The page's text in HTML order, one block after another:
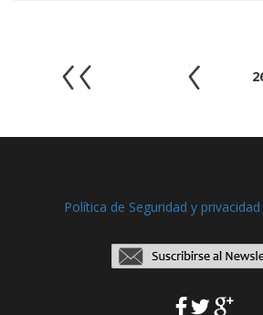
Política de Seguridad y privacidad